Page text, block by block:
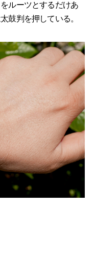
ルーツとするだけあ
鼓判を押している。